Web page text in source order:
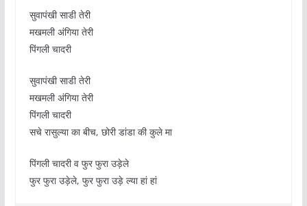
सुवापंखी साडी तेरी
मखमली अंगिया तेरी
पिंगली चादरी
सुवापंखी साडी तेरी
मखमली अंगिया तेरी
पिंगली चादरी
सचे रासुल्या का बीच, छोरी डांडा की कुले मा
पिंगली चादरी व फुर फुरा उड़ेले
फुर फुरा उड़ेले, फुर फुरा उड़े ल्या हां हां